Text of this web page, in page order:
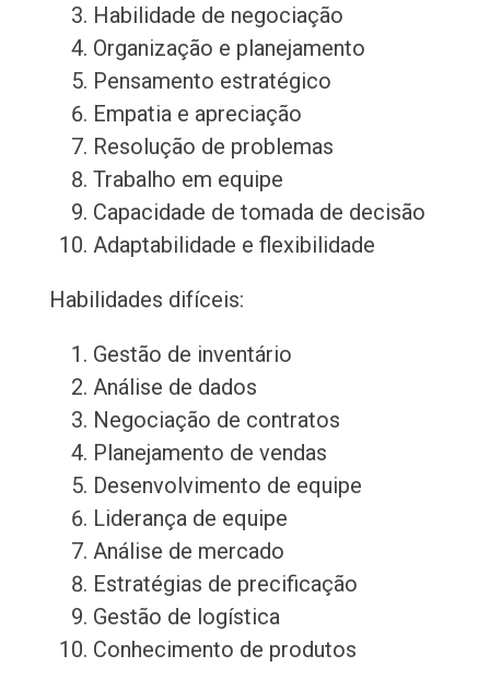
Habilidade de negociação
Organização e planejamento
Pensamento estratégico
Empatia e apreciação
Resolução de problemas
Trabalho em equipe
Capacidade de tomada de decisão
Adaptabilidade e flexibilidade
Habilidades difíceis:
Gestão de inventário
Análise de dados
Negociação de contratos
Planejamento de vendas
Desenvolvimento de equipe
Liderança de equipe
Análise de mercado
Estratégias de precificação
Gestão de logística
Conhecimento de produtos